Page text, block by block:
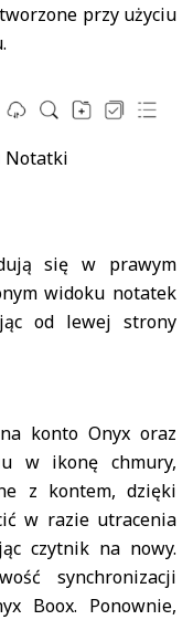
przy użyciu
Notatki
się w prawym
widoku notatek
od lewej strony
konto Onyx oraz
w ikonę chmury,
z kontem, dzięki
w razie utracenia
czytnik na nowy.
synchronizacji
Boox. Ponownie,